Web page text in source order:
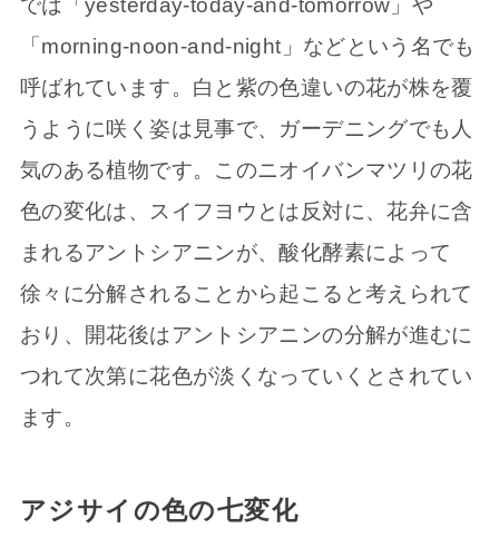
では「yesterday-today-and-tomorrow」や
「morning-noon-and-night」などという名でも
呼ばれています。白と紫の色違いの花が株を覆
うように咲く姿は見事で、ガーデニングでも人
気のある植物です。このニオイバンマツリの花
色の変化は、スイフヨウとは反対に、花弁に含
まれるアントシアニンが、酸化酵素によって
徐々に分解されることから起こると考えられて
おり、開花後はアントシアニンの分解が進むに
つれて次第に花色が淡くなっていくとされてい
ます。
アジサイの色の七変化